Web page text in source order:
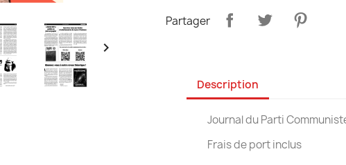

Partager
Description
Journal du Parti
Frais de port inclus